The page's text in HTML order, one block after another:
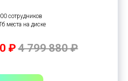
сотрудников
места на диске
₽4 799 880 ₽